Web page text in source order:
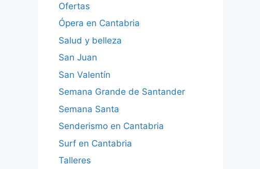
Ofertas
Ópera en Cantabria
Salud y belleza
San Juan
San Valentín
Semana Grande de Santander
Semana Santa
Senderismo en Cantabria
Surf en Cantabria
Talleres